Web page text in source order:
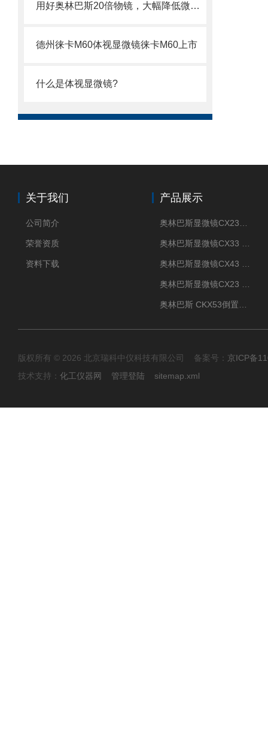
用好奥林巴斯20倍物镜，大幅降低微观检测误差
德州徕卡M60体视显微镜徕卡M60上市
什么是体视显微镜?
关于我们
公司简介
荣誉资质
资料下载
产品展示
版权所有 © 2026 北京瑞科中仪科技有限公司 备案号： 京ICP备
技术支持： 化工仪器网 管理登陆 sitemap.xml